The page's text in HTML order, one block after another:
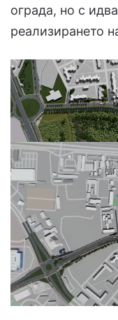
ограда, но с
реализирането